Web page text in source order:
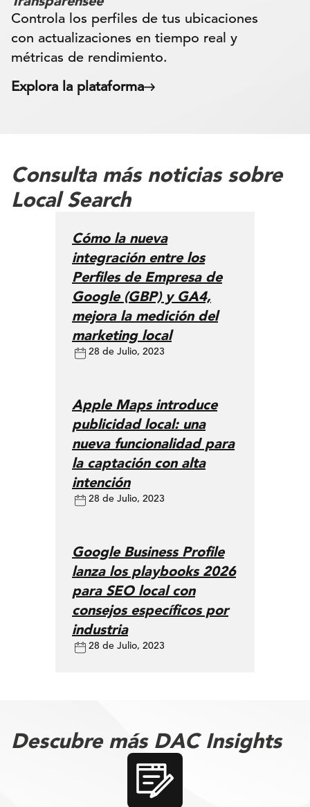
Controla los perfiles de tus ubicaciones
con actualizaciones en tiempo real y
métricas de rendimiento.
Explora la plataforma
Consulta más noticias sobre
Local Search
Cómo la nueva
integración entre los
Perfiles de Empresa de
Google (GBP) y GA4,
mejora la medición del
marketing local
28 de Julio, 2023
Apple Maps introduce
publicidad local: una
nueva funcionalidad para
la captación con alta
intención
28 de Julio, 2023
Google Business Profile
lanza los playbooks 2026
para SEO local con
consejos específicos por
industria
28 de Julio, 2023
Descubre más DAC Insights